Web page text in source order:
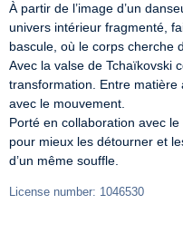
À partir de l’image d’un
univers intérieur fragmenté,
bascule, où le corps cherche
Avec la valse de Tchaïkovski
transformation. Entre
avec le mouvement.
Porté en collaboration avec
pour mieux les détourner et
d’un même souffle.
License number: 1046530